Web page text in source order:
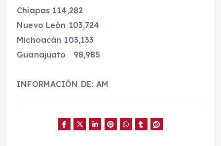
Chiapas 114,282
Nuevo León 103,724
Michoacán 103,133
Guanajuato 98,985
INFORMACIÓN DE: AM